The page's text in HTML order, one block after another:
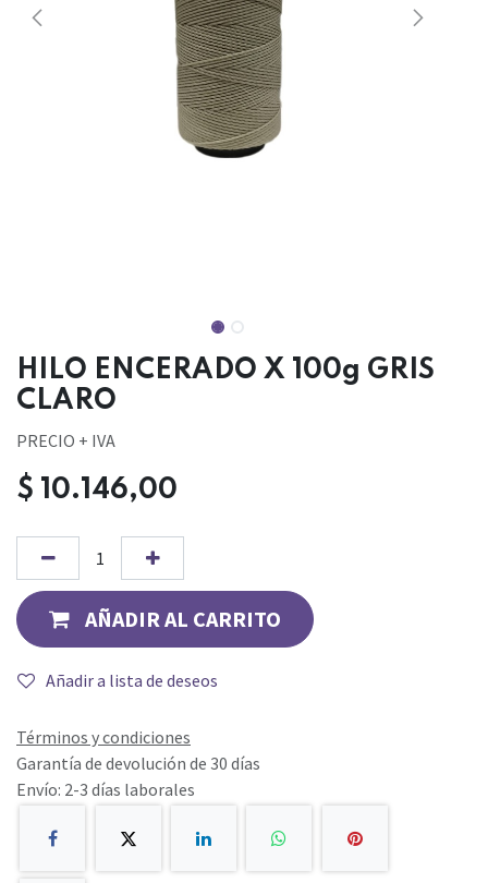
HILO ENCERADO X 100g GRIS
CLARO
PRECIO + IVA
$ 10.146,00
AÑADIR AL CARRITO
Añadir a lista de deseos
Términos y condiciones
Garantía de devolución de 30 días
Envío: 2-3 días laborales